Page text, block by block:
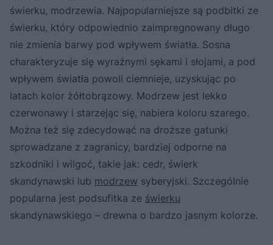
świerku, modrzewia. Najpopularniejsze są podbitki ze
świerku, który odpowiednio zaimpregnowany długo
nie zmienia barwy pod wpływem światła. Sosna
charakteryzuje się wyraźnymi sękami i słojami, a pod
wpływem światła powoli ciemnieje, uzyskując po
latach kolor żółtobrązowy. Modrzew jest lekko
czerwonawy i starzejąc się, nabiera koloru szarego.
Można też się zdecydować na droższe gatunki
sprowadzane z zagranicy, bardziej odporne na
szkodniki i wilgoć, takie jak: cedr, świerk
skandynawski lub modrzew syberyjski. Szczególnie
popularna jest podsufitka ze świerku
skandynawskiego – drewna o bardzo jasnym kolorze.